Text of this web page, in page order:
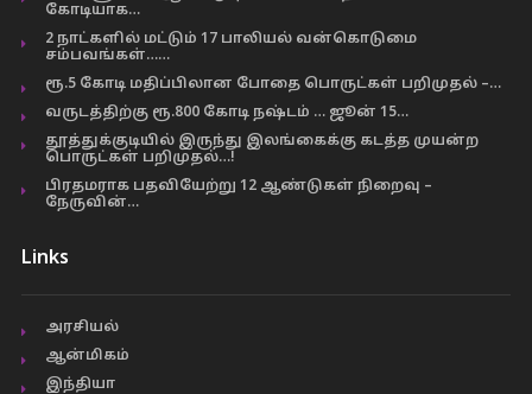
கோடியாக…
2 நாட்களில் மட்டும் 17 பாலியல் வன்கொடுமை
சம்பவங்கள்……
ரூ.5 கோடி மதிப்பிலான போதை பொருட்கள் பறிமுதல் –…
வருடத்திற்கு ரூ.800 கோடி நஷ்டம் … ஜூன் 15…
தூத்துக்குடியில் இருந்து இலங்கைக்கு கடத்த முயன்ற
பொருட்கள் பறிமுதல்…!
பிரதமராக பதவியேற்று 12 ஆண்டுகள் நிறைவு –
நேருவின்…
Links
அரசியல்
ஆன்மிகம்
இந்தியா